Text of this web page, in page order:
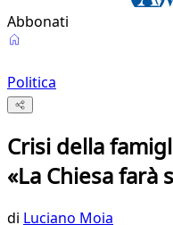
Abbonati
Politica
Crisi della
«La Chiesa farà
di Luciano Moia